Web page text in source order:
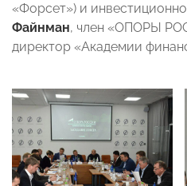
«Форсет») и
Файнман, член «ОПОРЫ
директор «Академии